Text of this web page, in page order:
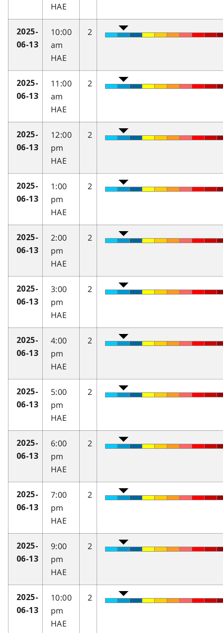
HAE
2025-
06-13
10:00
am
HAE
2
2025-
06-13
11:00
am
HAE
2
2025-
06-13
12:00
pm
HAE
2
2025-
06-13
1:00
pm
HAE
2
2025-
06-13
2:00
pm
HAE
2
2025-
06-13
3:00
pm
HAE
2
2025-
06-13
4:00
pm
HAE
2
2025-
06-13
5:00
pm
HAE
2
2025-
06-13
6:00
pm
HAE
2
2025-
06-13
7:00
pm
HAE
2
2025-
06-13
9:00
pm
HAE
2
2025-
06-13
10:00
pm
HAE
2